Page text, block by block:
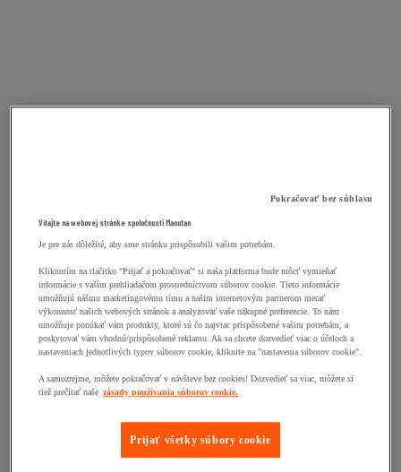
Pokračovať bez súhlasu
Vitajte na webovej stránke spoločnosti Manutan
Je pre nás dôležité, aby sme stránku prispôsobili vašim potrebám.
Kliknutím na tlačitko "Prijať a pokračovať" si naša platforma bude môcť vymieňať
informácie s vaším prehliadačom prostredníctvom súborov cookie. Tieto informácie
umožňujú nášmu marketingovému tímu a našim internetovým partnerom merať
výkonnosť našich webových stránok a analyzovať vaše nákupné preferencie. To nám
umožňuje ponúkať vám produkty, ktoré sú čo najviac prispôsobené vašim potrebám, a
poskytovať vám vhodnú/prispôsobené reklamu. Ak sa chcete dozvedieť viac o účeloch a
nastaveniach jednotlivých typov súborov cookie, kliknite na "nastavenia súborov cookie".
A samozrejme, môžete pokračovať v návšteve bez cookies! Dozvedieť sa viac, môžete si
tiež prečítať naše zásady používania súborov cookie.
Prijať všetky súbory cookie